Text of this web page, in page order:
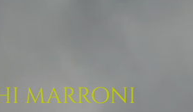
marroni